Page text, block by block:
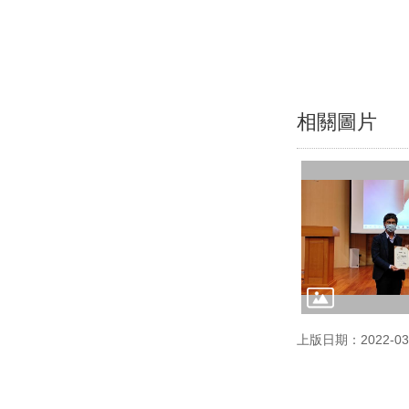
相關圖片
上版日期：2022-